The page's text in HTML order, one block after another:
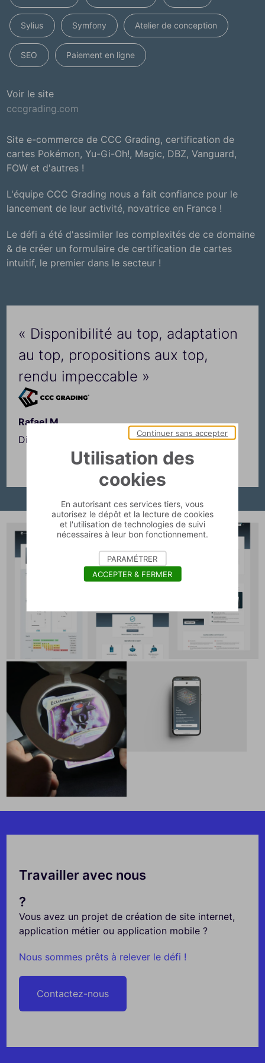
Sylius Symfony Atelier de conception
SEO Paiement en ligne
Voir le site
cccgrading.com
Site e-commerce de CCC Grading, certification de
cartes Pokémon, Yu-Gi-Oh!, Magic, DBZ, Vanguard,
FOW et d'autres !
L'équipe CCC Grading nous a fait confiance pour le
lancement de leur activité, novatrice en France !
Le défi a été d'assimiler les complexités de ce domaine
& de créer un formulaire de certification de cartes
intuitif, le premier dans le secteur !
« Disponibilité au top, adaptation
au top, propositions aux top,
rendu impeccable »
Rafael M.
Dirigeant chez CCC
Travailler avec nous
?
Vous avez un projet de création de site internet,
application métier ou application mobile ?
Nous sommes prêts à relever le défi !
Contactez-nous
Utilisation des
cookies
En autorisant ces services tiers, vous
autorisez le dépôt et la lecture de cookies
et l'utilisation de technologies de suivi
nécessaires à leur bon fonctionnement.
Continuer sans accepter
PARAMÉTRER
ACCEPTER & FERMER